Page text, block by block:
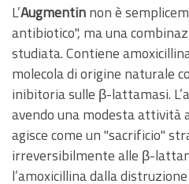
L’Augmentinnon è
antibiotico", ma una
studiata. Contiene
molecola di origine naturale
inibitoria sulle β-lattamasi.
avendo una modesta
agisce come un "sacrificio"
irreversibilmente alle β-
l’amoxicillina dalla